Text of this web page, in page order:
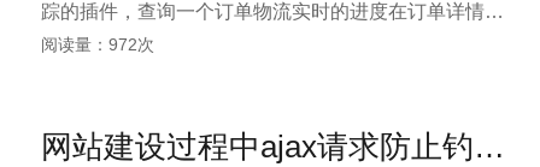
踪的插件，查询一个订单物流实时的进度在订单详情中
显示出来，如：什么时候确认订单，发货、装车、发往
阅读量：972次
网站建设过程中ajax请求防止钓鱼的方法